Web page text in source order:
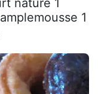
1